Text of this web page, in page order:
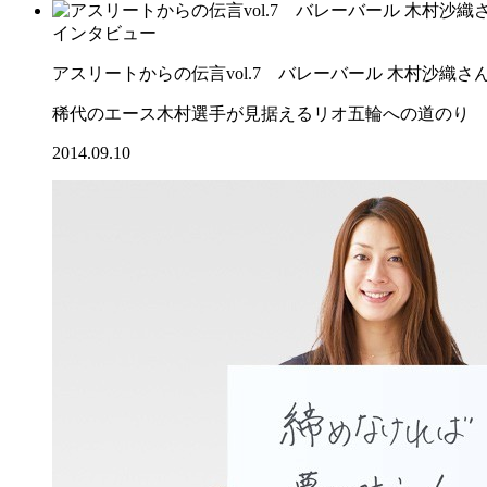
インタビュー
アスリートからの伝言vol.7 バレーバール 木村沙織さ
稀代のエース木村選手が見据えるリオ五輪への道のり
2014.09.10